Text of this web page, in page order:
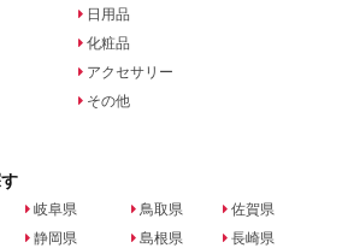
日用品
化粧品
アクセサリー
その他
岐阜県
静岡県
鳥取県
島根県
佐賀県
長崎県